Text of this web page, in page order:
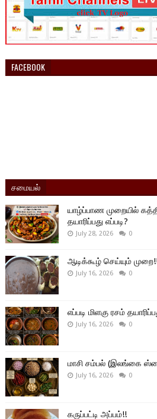
FACEBOOK
சமையல்
யாழ்ப்பாண முறையில்
தயாரிப்பது எப்படி?
July 28, 2026 0
ஆடிக்கூழ் செய்யும்
July 16, 2026 0
எப்படி மிளகு ரசம்
July 16, 2026 0
மாசி சம்பல் (இலங்கை
July 16, 2026 0
கருப்பட்டி அப்பம்!!